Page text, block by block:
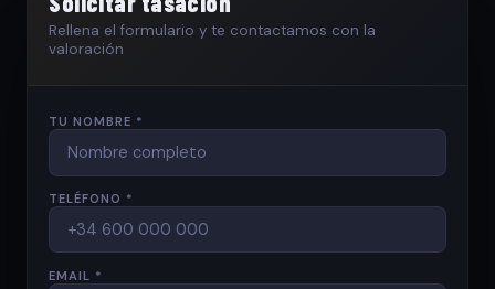
Rellena el formulario y te contactamos con la
valoración
TU NOMBRE *
TELÉFONO *
EMAIL *